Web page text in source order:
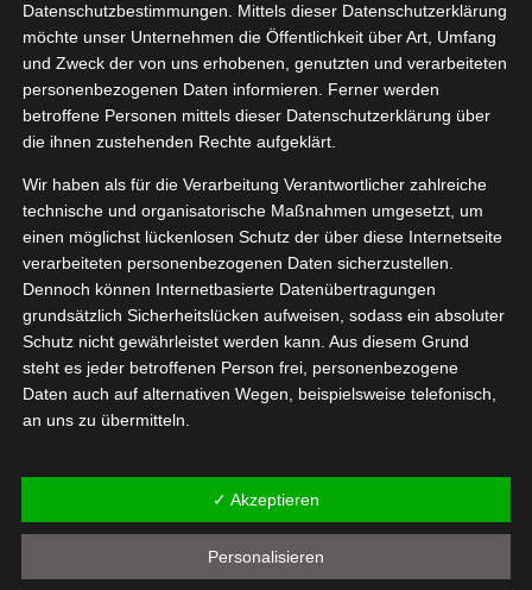
Senf von Senfmadel
Weiterlesen
Datenschutzbestimmungen. Mittels dieser Datenschutzerklärung
möchte unser Unternehmen die Öffentlichkeit über Art, Umfang
und Zweck der von uns erhobenen, genutzten und verarbeiteten
personenbezogenen Daten informieren. Ferner werden
betroffene Personen mittels dieser Datenschutzerklärung über
die ihnen zustehenden Rechte aufgeklärt.
Wir haben als für die Verarbeitung Verantwortlicher zahlreiche
technische und organisatorische Maßnahmen umgesetzt, um
einen möglichst lückenlosen Schutz der über diese Internetseite
verarbeiteten personenbezogenen Daten sicherzustellen.
Dennoch können Internetbasierte Datenübertragungen
grundsätzlich Sicherheitslücken aufweisen, sodass ein absoluter
Schutz nicht gewährleistet werden kann. Aus diesem Grund
steht es jeder betroffenen Person frei, personenbezogene
Daten auch auf alternativen Wegen, beispielsweise telefonisch,
an uns zu übermitteln.
Begriffsbestimmungen
Die Datenschutzerklärung beruht auf den Begrifflichkeiten, die
durch den Europäischen Richtlinien- und Verordnungsgeber
beim Erlass der Datenschutz-Grundverordnung (DS-GVO)
✓ Akzeptieren
Personalisieren